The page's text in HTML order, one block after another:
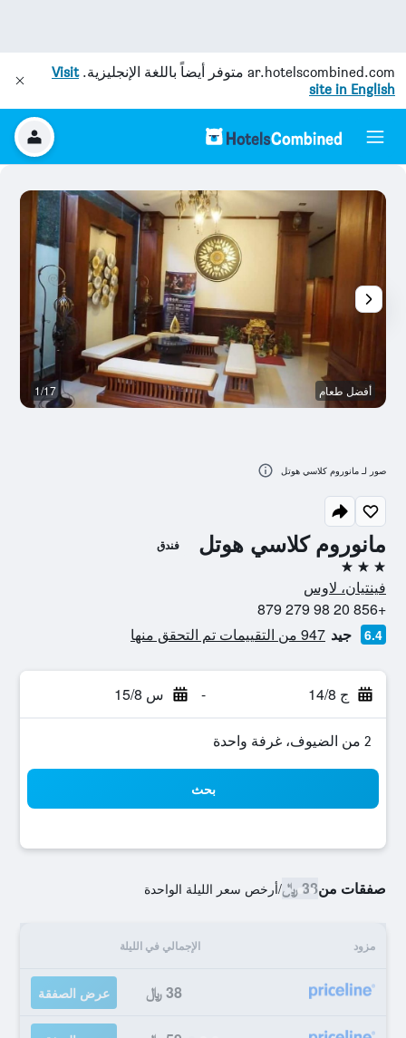
ar.hotelscombined.com متوفر أيضاً باللغة الإنجليزية.Visit
site in English
مانوروم كلاسي هوتل فندق
3 نجوم
فينتيان، لاوس
+856 20 98 279 879
6.4 جيد 947 من التقييمات تم التحقق منها
ج 14/8 - س 15/8
2 من الضيوف، غرفة واحدة
بحث
صفقات من38 ﷼ /أرخص سعر الليلة الواحدة
مزود الإجمالي في الليلة
38 ﷼ عرض الصفقة
أفضل طعام 1/17
صور لـ مانوروم كلاسي هوتل